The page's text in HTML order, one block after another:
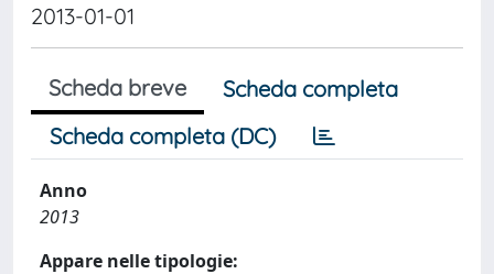
2013-01-01
Scheda breve
Scheda completa
Scheda completa (DC)
Anno
2013
Appare nelle tipologie: